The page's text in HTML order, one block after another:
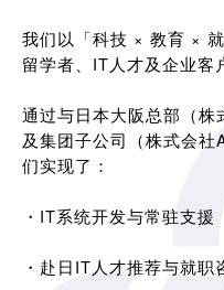
我们以「科技 × 教育 ×
留学者、IT人才及企业客
通过与日本大阪总部（株
及集团子公司（株式会
们实现了：
・IT系统开发与常驻支援
・赴日IT人才推荐与就职